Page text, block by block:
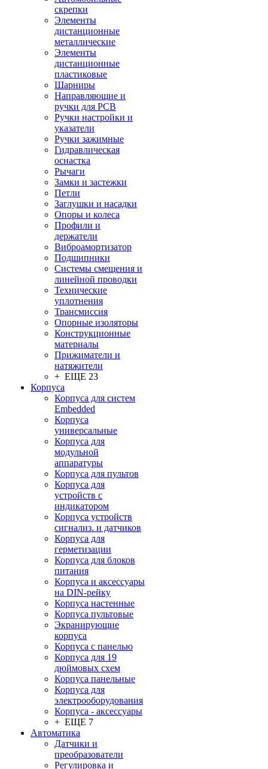
скрепки
Элементы
дистанционные
металлические
Элементы
дистанционные
пластиковые
Шарниры
Направляющие и
ручки для PCB
Ручки настройки и
указатели
Ручки зажимные
Гидравлическая
оснастка
Рычаги
Замки и застежки
Петли
Заглушки и насадки
Опоры и колеса
Профили и
держатели
Виброамортизатор
Подшипники
Системы смещения и
линейной проводки
Технические
уплотнения
Трансмиссия
Опорные изоляторы
Конструкционные
материалы
Прижиматели и
натяжители
+ ЕЩЕ 23
Корпуса
Корпуса для систем
Embedded
Корпуса
универсальные
Корпуса для
модульной
аппаратуры
Корпуса для пультов
Корпуса для
устройств с
индикатором
Корпуса устройств
сигнализ. и датчиков
Корпуса для
герметизации
Корпуса для блоков
питания
Корпуса и аксессуары
на DIN-рейку
Корпуса настенные
Корпуса пультовые
Экранирующие
корпуса
Корпуса с панелью
Корпуса для 19
дюймовых схем
Корпуса панельные
Корпуса для
электрооборудования
Корпуса - аксессуары
+ ЕЩЕ 7
Автоматика
Датчики и
преобразователи
Регулировка и